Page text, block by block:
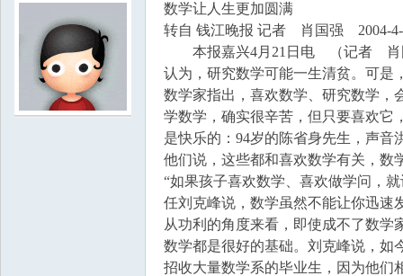
数学让人生更加圆满
转自 钱江晚报 记者 肖国强 2004-
本报嘉兴4月21日电 （记者 肖国
认为，研究数学可能一生清贫。可是
数学家指出，喜欢数学、研究数学，
学数学，确实很辛苦，但只要喜欢它
是快乐的：94岁的陈省身先生，声
他们说，这些都和喜欢数学有关，数
“如果孩子喜欢数学、喜欢做学问，
任刘克峰说，数学虽然不能让你迅速
从功利的角度来看，即使成不了数
数学都是很好的基础。刘克峰说，如
招收大量数学系的毕业生，因为他们